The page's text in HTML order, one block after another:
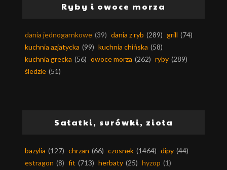
Ryby i owoce morza
dania jednogarnkowe (39) dania z ryb (289) grill (74)
kuchnia azjatycka (99) kuchnia chińska (58)
kuchnia grecka (56) owoce morza (262) ryby (289)
śledzie (51)
Sałatki, surówki, zioła
bazylia (127) chrzan (66) czosnek (1464) dipy (44)
estragon (8) fit (713) herbaty (25) hyzop (1)